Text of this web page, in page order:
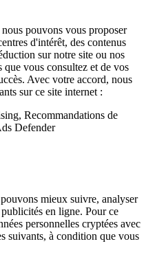
pouvons vous proposer
d'intérêt, des contenus
sur notre site ou nos
vous consultez et de vos
Avec votre accord, nous
sur ce site internet :
Recommandations de
Defender
mieux suivre, analyser
en ligne. Pour ce
personnelles cryptées avec
suivants, à condition que vous